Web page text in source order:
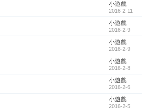
小遊戲
2016-2-11
小遊戲
2016-2-9
小遊戲
2016-2-9
小遊戲
2016-2-8
小遊戲
2016-2-6
小遊戲
2016-2-5